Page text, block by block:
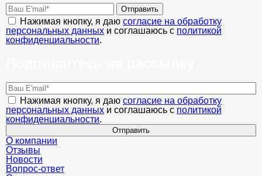
Отправить
Нажимая кнопку, я даю согласие на обработку
персональных данных и соглашаюсь с политикой
конфиденциальности.
Нажимая кнопку, я даю согласие на обработку
персональных данных и соглашаюсь с политикой
конфиденциальности.
Отправить
О компании
Отзывы
Новости
Вопрос-ответ